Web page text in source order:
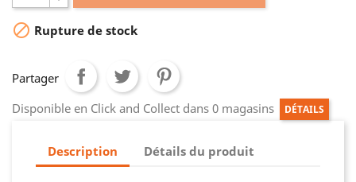
 Rupture de stock
Partager
Disponible en Click and Collect dans 0 magasins
DÉTAILS
Description Détails du produit